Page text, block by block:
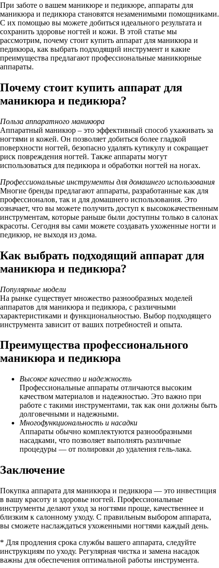
При заботе о вашем маникюре и педикюре, аппараты для
маникюра и педикюра становятся незаменимыми помощниками.
С их помощью вы можете добиться идеального результата и
сохранить здоровье ногтей и кожи. В этой статье мы
рассмотрим, почему стоит купить аппарат для маникюра и
педикюра, как выбрать подходящий инструмент и какие
преимущества предлагают профессиональные маникюрные
аппараты.
Почему стоит купить аппарат для
маникюра и педикюра?
Польза аппаратного маникюра
Аппаратный маникюр – это эффективный способ ухаживать за
ногтями и кожей. Он позволяет добиться более гладкой
поверхности ногтей, безопасно удалять кутикулу и сокращает
риск повреждения ногтей. Также аппараты могут
использоваться для педикюра и обработки ногтей на ногах.
Профессиональные инструменты для домашнего использования
Многие бренды предлагают аппараты, разработанные как для
профессионалов, так и для домашнего использования. Это
означает, что вы можете получить доступ к высококачественным
инструментам, которые раньше были доступны только в салонах
красоты. Сегодня вы сами можете создавать ухоженные ногти и
педикюр, не выходя из дома.
Как выбрать подходящий аппарат для
маникюра и педикюра?
Популярные модели
На рынке существует множество разнообразных моделей
аппаратов для маникюра и педикюра, с различными
характеристиками и функциональностью. Выбор подходящего
инструмента зависит от ваших потребностей и опыта.
Преимущества профессионального
маникюра и педикюра
Высокое качество и надежность
Профессиональные аппараты отличаются высоким
качеством материалов и надежностью. Это важно при
работе с такими инструментами, так как они должны быть
долговечными и надежными.
Многофункциональность и насадки
Аппараты обычно комплектуются разнообразными
насадками, что позволяет выполнять различные
процедуры — от полировки до удаления гель-лака.
Заключение
Покупка аппарата для маникюра и педикюра — это инвестиция
в вашу красоту и здоровье ногтей. Профессиональные
инструменты делают уход за ногтями проще, качественнее и
близким к салонному уходу. С правильным выбором аппарата,
вы сможете наслаждаться ухоженными ногтями каждый день.
* Для продления срока службы вашего аппарата, следуйте
инструкциям по уходу. Регулярная чистка и замена насадок
важны для обеспечения оптимальной работы инструмента.